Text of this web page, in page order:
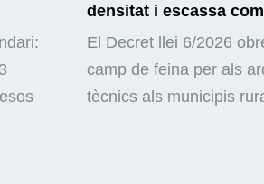
densitat i escassa
El Decret llei 6/2026
camp de feina per als
tècnics als municipis